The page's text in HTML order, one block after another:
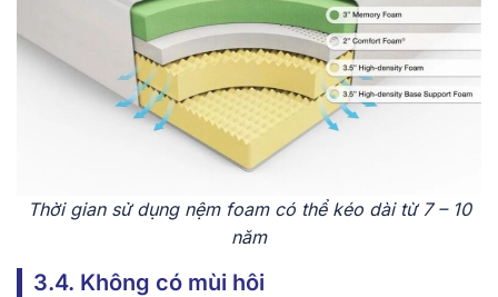
Thời gian sử dụng nệm foam có thể kéo dài từ 7 – 10
năm
3.4. Không có mùi hôi